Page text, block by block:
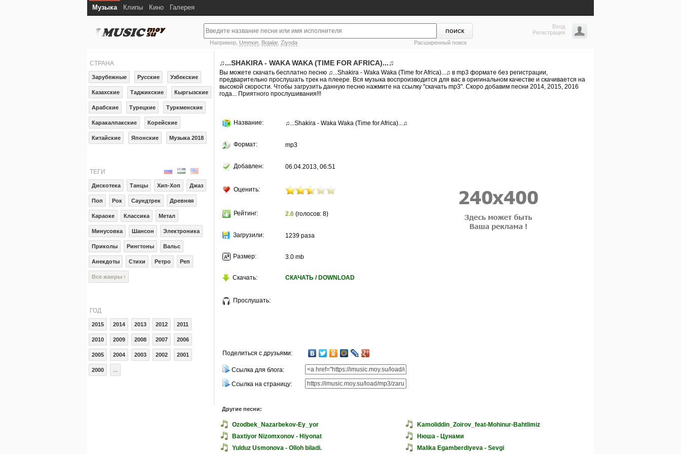
Музыка Клипы Кино Галерея
Например, Ummon, Bojalar, Ziyoda Расширенный поиск
Вход
Регистрация
СТРАНА
Зарубежные Русские Узбекские
Казахские Таджикские Кыргызские
Арабские Турецкие Туркменские
Каракалпакские Корейские
Китайские Японские Музыка 2018
ТЕГИ
Дискотека Танцы Хип-Хоп Джаз
Поп Рок Саундтрек Древняя
Караоке Классика Метал
Минусовка Шансон Электроника
Приколы Рингтоны Вальс
Анекдоты Стихи Ретро Реп
Все жанры ›
ГОД
2015 2014 2013 2012 2011
2010 2009 2008 2007 2006
2005 2004 2003 2002 2001
2000 ...
♫...SHAKIRA - WAKA WAKA (TIME FOR AFRICA)...♫
Вы можете скачать бесплатно песню ♫...Shakira - Waka Waka (Time for Africa)...♫ в mp3 формате без регистрации,
предварительно прослушать трек на плеере. Вся музыка воспроизводится для вас в оригинальном качестве и скачивается на
высокой скорости. Чтобы загрузить данную песню нажмите на ссылку "скачать mp3". Скоро добавим песни 2014, 2015, 2016
года... Приятного прослушивания!!!
Название: ♫...Shakira - Waka Waka (Time for Africa)...♫
Формат: mp3
Добавлен: 06.04.2013, 06:51
Оценить:
Рейтинг: 2.6 (голосов: 8)
Загрузили: 1239 раза
Размер: 3.0 mb
Скачать: СКАЧАТЬ / DOWNLOAD
Прослушать:
Поделиться с друзьями:
Ссылка для блога:
Ссылка на страницу:
Другие песни:
Ozodbek_Nazarbekov-Ey_yor
Kamoliddin_Zoirov_feat-Mohinur-Bahtlimiz
Baxtiyor Nizomxonov - Hiyonat
Нюша - Цунами
Yulduz Usmonova - Olloh biladi.
Malika Egamberdiyeva - Sevgi